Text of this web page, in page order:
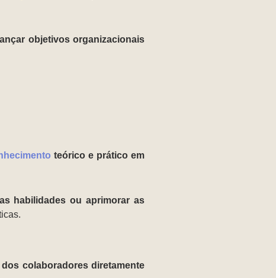
objetivos organizacionais
teórico e prático em
habilidades ou aprimorar as
colaboradores diretamente